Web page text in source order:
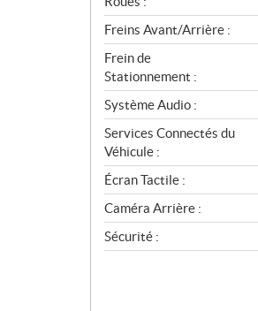
Freins Avant/Arrière :
Frein de
Stationnement :
Système Audio :
Services Connectés du
Véhicule :
Écran Tactile :
Caméra Arrière :
Sécurité :